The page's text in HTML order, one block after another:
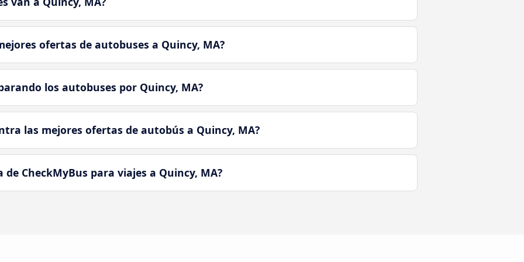
ofertas de autobuses a Quincy, MA?
los autobuses por Quincy, MA?
las mejores ofertas de autobús a Quincy, MA?
CheckMyBus para viajes a Quincy, MA?